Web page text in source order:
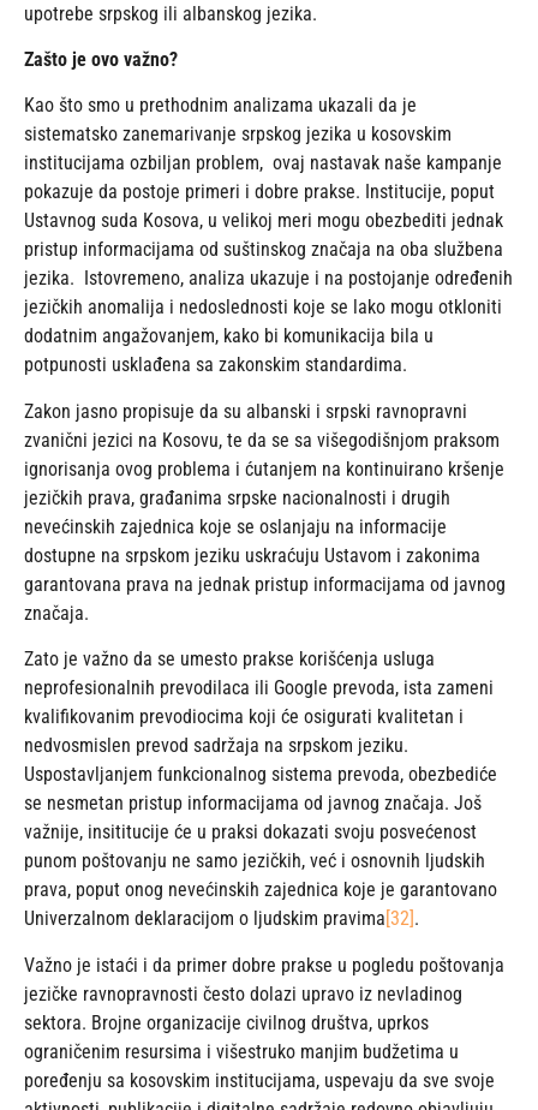
upotrebe srpskog ili albanskog jezika.
Zašto je ovo važno?
Kao što smo u prethodnim analizama ukazali da je
sistematsko zanemarivanje srpskog jezika u kosovskim
institucijama ozbiljan problem, ovaj nastavak naše kampanje
pokazuje da postoje primeri i dobre prakse. Institucije, poput
Ustavnog suda Kosova, u velikoj meri mogu obezbediti jednak
pristup informacijama od suštinskog značaja na oba službena
jezika. Istovremeno, analiza ukazuje i na postojanje određenih
jezičkih anomalija i nedoslednosti koje se lako mogu otkloniti
dodatnim angažovanjem, kako bi komunikacija bila u
potpunosti usklađena sa zakonskim standardima.
Zakon jasno propisuje da su albanski i srpski ravnopravni
zvanični jezici na Kosovu, te da se sa višegodišnjom praksom
ignorisanja ovog problema i ćutanjem na kontinuirano kršenje
jezičkih prava, građanima srpske nacionalnosti i drugih
nevećinskih zajednica koje se oslanjaju na informacije
dostupne na srpskom jeziku uskraćuju Ustavom i zakonima
garantovana prava na jednak pristup informacijama od javnog
značaja.
Zato je važno da se umesto prakse korišćenja usluga
neprofesionalnih prevodilaca ili Google prevoda, ista zameni
kvalifikovanim prevodiocima koji će osigurati kvalitetan i
nedvosmislen prevod sadržaja na srpskom jeziku.
Uspostavljanjem funkcionalnog sistema prevoda, obezbediće
se nesmetan pristup informacijama od javnog značaja. Još
važnije, insititucije će u praksi dokazati svoju posvećenost
punom poštovanju ne samo jezičkih, već i osnovnih ljudskih
prava, poput onog nevećinskih zajednica koje je garantovano
Univerzalnom deklaracijom o ljudskim pravima [32] .
Važno je istaći i da primer dobre prakse u pogledu poštovanja
jezičke ravnopravnosti često dolazi upravo iz nevladinog
sektora. Brojne organizacije civilnog društva, uprkos
ograničenim resursima i višestruko manjim budžetima u
poređenju sa kosovskim institucijama, uspevaju da sve svoje